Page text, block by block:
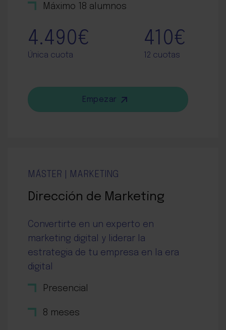
Máximo 18 alumnos
4.490€
Única cuota
410€
12 cuotas
Empezar
MÁSTER | MARKETING
Dirección de Marketing
Convertirte en un experto en
marketing digital y liderar la
estrategia de tu empresa en la era
digital
Presencial
8 meses